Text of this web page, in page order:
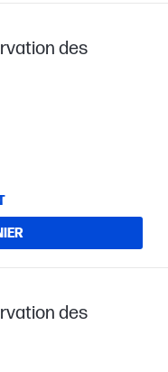
des
des